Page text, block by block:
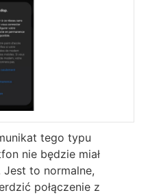
tego typu
nie będzie miał
to normalne,
połączenie z